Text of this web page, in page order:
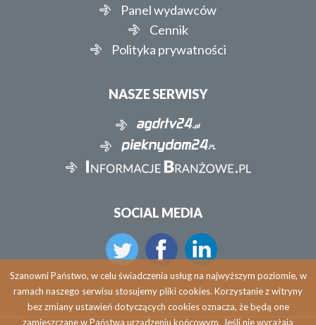
Panel wydawców
Cennik
Polityka prywatności
NASZE SERWISY
SOCIAL MEDIA
Szanowni Państwo, w celu świadczenia usług na najwyższym poziomie, w
ramach naszego serwisu stosujemy pliki cookies. Korzystanie z witryny
bez zmiany ustawień dotyczących cookies oznacza, że będą one
zamieszczane w Państwa urządzeniu końcowym. Jeśli nie wyrażają